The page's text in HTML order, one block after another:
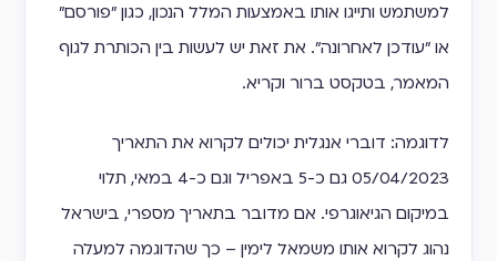
למשתמש ותייגו אותו באמצעות המלל הנכון, כגון "פורסם"
או "עודכן לאחרונה". את זאת יש לעשות בין הכותרת לגוף
המאמר, בטקסט ברור וקריא.
לדוגמה: דוברי אנגלית יכולים לקרוא את התאריך
05/04/2023 גם כ-5 באפריל וגם כ-4 במאי, תלוי
במיקום הגיאוגרפי. אם מדובר בתאריך מספרי, בישראל
נהוג לקרוא אותו משמאל לימין – כך שהדוגמה למעלה